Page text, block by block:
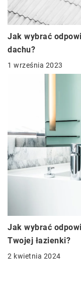
Jak wybrać
dachu?
1 września 2023
Jak wybrać
Twojej łazienki?
2 kwietnia 2024